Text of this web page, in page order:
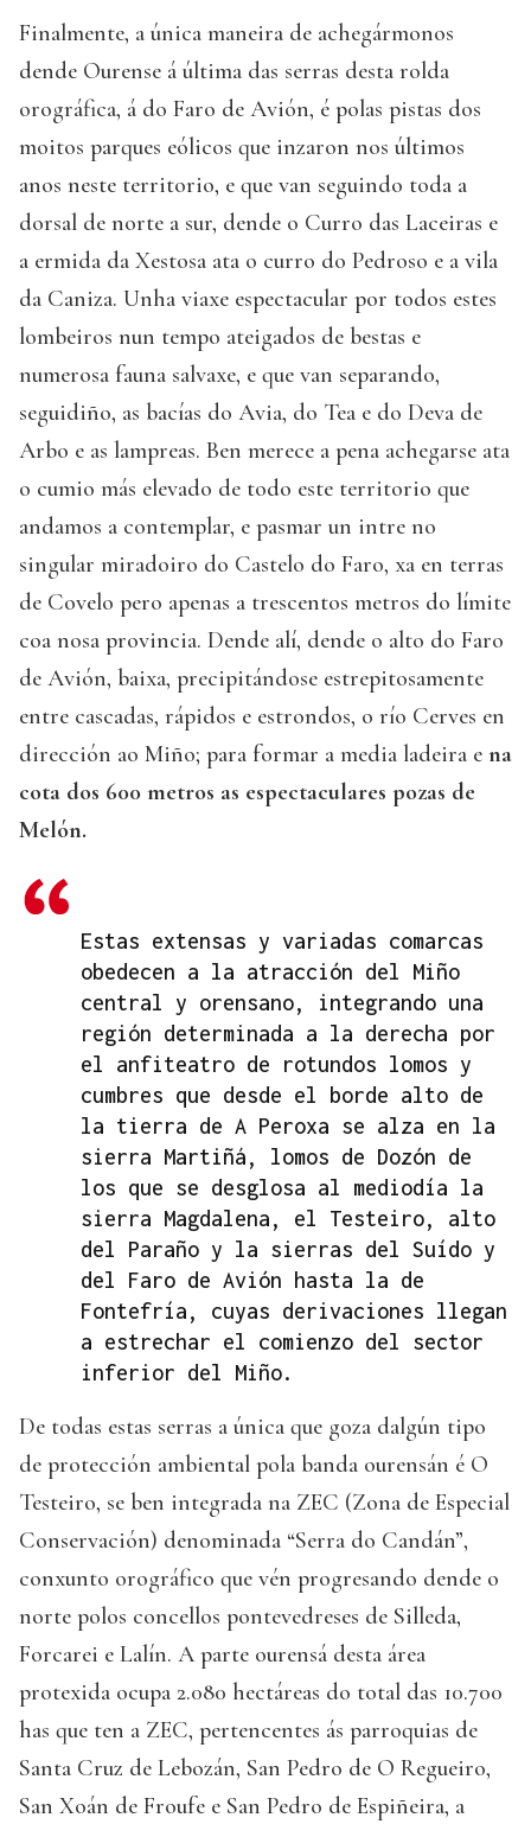
Finalmente, a única maneira de achegármonos
dende Ourense á última das serras desta rolda
orográfica, á do Faro de Avión, é polas pistas dos
moitos parques eólicos que inzaron nos últimos
anos neste territorio, e que van seguindo toda a
dorsal de norte a sur, dende o Curro das Laceiras e
a ermida da Xestosa ata o curro do Pedroso e a vila
da Caniza. Unha viaxe espectacular por todos estes
lombeiros nun tempo ateigados de bestas e
numerosa fauna salvaxe, e que van separando,
seguidiño, as bacías do Avia, do Tea e do Deva de
Arbo e as lampreas. Ben merece a pena achegarse ata
o cumio más elevado de todo este territorio que
andamos a contemplar, e pasmar un intre no
singular miradoiro do Castelo do Faro, xa en terras
de Covelo pero apenas a trescentos metros do límite
coa nosa provincia. Dende alí, dende o alto do Faro
de Avión, baixa, precipitándose estrepitosamente
entre cascadas, rápidos e estrondos, o río Cerves en
dirección ao Miño; para formar a media ladeira e na
cota dos 600 metros as espectaculares pozas de
Melón.
Estas extensas y variadas comarcas
obedecen a la atracción del Miño
central y orensano, integrando una
región determinada a la derecha por
el anfiteatro de rotundos lomos y
cumbres que desde el borde alto de
la tierra de A Peroxa se alza en la
sierra Martiñá, lomos de Dozón de
los que se desglosa al mediodía la
sierra Magdalena, el Testeiro, alto
del Paraño y la sierras del Suído y
del Faro de Avión hasta la de
Fontefría, cuyas derivaciones llegan
a estrechar el comienzo del sector
inferior del Miño.
De todas estas serras a única que goza dalgún tipo
de protección ambiental pola banda ourensán é O
Testeiro, se ben integrada na ZEC (Zona de Especial
Conservación) denominada “Serra do Candán”,
conxunto orográfico que vén progresando dende o
norte polos concellos pontevedreses de Silleda,
Forcarei e Lalín. A parte ourensá desta área
protexida ocupa 2.080 hectáreas do total das 10.700
has que ten a ZEC, pertencentes ás parroquias de
Santa Cruz de Lebozán, San Pedro de O Regueiro,
San Xoán de Froufe e San Pedro de Espiñeira, a